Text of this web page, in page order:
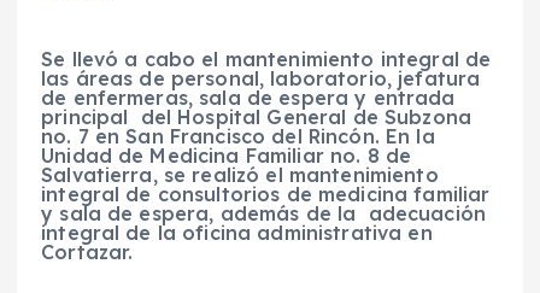
Se llevó a cabo el mantenimiento integral de
las áreas de personal, laboratorio, jefatura
de enfermeras, sala de espera y entrada
principal del Hospital General de Subzona
no. 7 en San Francisco del Rincón. En la
Unidad de Medicina Familiar no. 8 de
Salvatierra, se realizó el mantenimiento
integral de consultorios de medicina familiar
y sala de espera, además de la adecuación
integral de la oficina administrativa en
Cortazar.